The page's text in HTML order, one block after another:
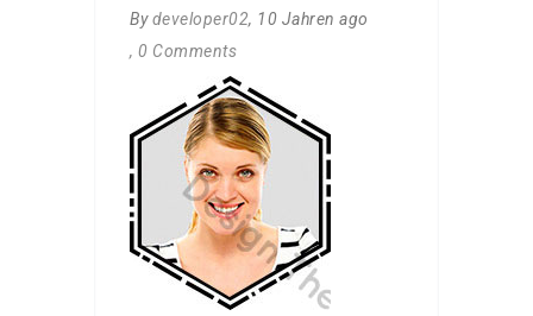
By developer02, 10 Jahren ago
, 0 Comments